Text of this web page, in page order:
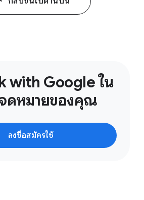
with Google ใน
ดหมายของคุณ
ลงชื่อสมัครใช้